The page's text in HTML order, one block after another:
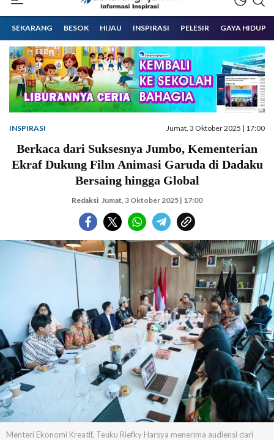
Sekarangaja
Informasi Inspirasi Malang Raya
SEKARANG BESOK HIJAU INSPIRASI PELESIR GAYA HIDUP
INSPIRASI Jumat, 3 Oktober 2025 | 17:00
Berkaca dari Suksesnya Jumbo, Kementerian
Ekraf Dukung Film Animasi Garuda di Dadaku
Bersaing hingga Global
Redaksi Jumat, 3 Oktober 2025 | 17:00
Menteri Ekonomi Kreatif, Teuku Riefky Harsya menerima audiensi dari